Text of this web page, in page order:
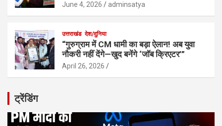
June 4, 2026 adminsatya
उत्तराखंड देश/दुनिया
“गुरुग्राम में CM धामी का बड़ा ऐलान! अब युवा
नौकरी नहीं देंगे—खुद बनेंगे ‘जॉब क्रिएटर’”
April 26, 2026
ट्रेंडिंग